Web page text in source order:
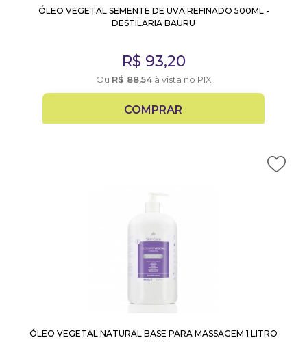
ÓLEO VEGETAL SEMENTE DE UVA REFINADO 500ML -
DESTILARIA BAURU
R$ 93,20
Ou R$ 88,54à vista no PIX
COMPRAR
ÓLEO VEGETAL NATURAL BASE PARA MASSAGEM 1 LITRO